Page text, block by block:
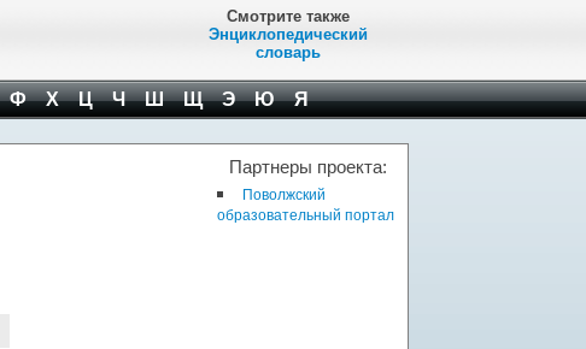
Смотрите также
Энциклопедический
словарь
Ф Х Ц Ч Ш Щ Э Ю Я
Партнеры проекта:
Поволжский
образовательный портал